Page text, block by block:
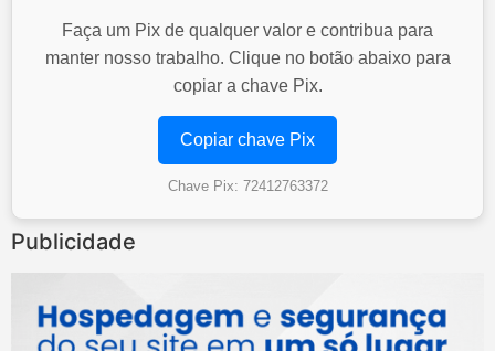
Faça um Pix de qualquer valor e contribua para
manter nosso trabalho. Clique no botão abaixo para
copiar a chave Pix.
Copiar chave Pix
Chave Pix: 72412763372
Publicidade